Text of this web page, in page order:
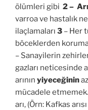
ölümleri gibi 2 –
varroa ve hastalık
ilaçlamaları 3 – Her
böceklerden
– Sanayilerin
gazları neticesinde
arının yiyeceğinin
mücadele etmemek.
arı, (Örn: Kafkas